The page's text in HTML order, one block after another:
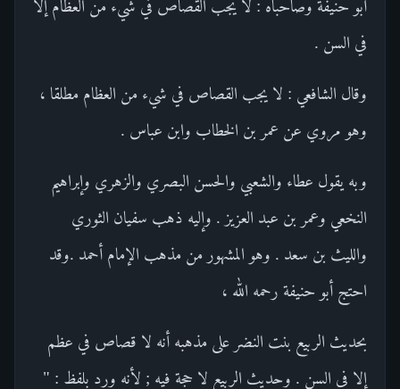
أبو حنيفة وصاحباه : لا يجب القصاص في شيء من العظام إلا
في السن .
وقال الشافعي : لا يجب القصاص في شيء من العظام مطلقا ،
وهو مروي عن عمر بن الخطاب وابن عباس .
وبه يقول عطاء والشعبي والحسن البصري والزهري وإبراهيم
النخعي وعمر بن عبد العزيز . وإليه ذهب سفيان الثوري
والليث بن سعد . وهو المشهور من مذهب الإمام أحمد .وقد
احتج أبو حنيفة رحمه الله ،
بحديث الربيع بنت النضر على مذهبه أنه لا قصاص في عظم
إلا في السن . وحديث الربيع لا حجة فيه ; لأنه ورد بلفظ : "